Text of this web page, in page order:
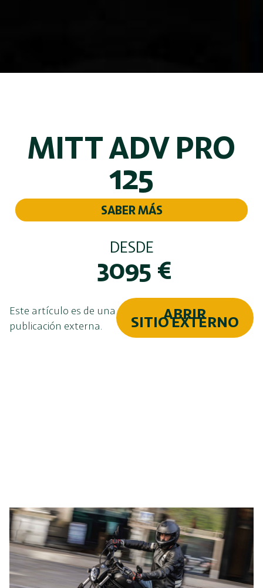
MITT ADV PRO
125
SABER MÁS
DESDE
3095 €
Este artículo es de una
publicación externa.
ABRIR
SITIO EXTERNO